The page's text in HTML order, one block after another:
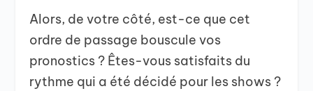
Alors, de votre côté, est-ce que cet
ordre de passage bouscule vos
pronostics ? Êtes-vous satisfaits du
rythme qui a été décidé pour les shows ?